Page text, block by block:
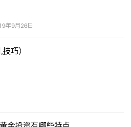
年9月26日
巧）